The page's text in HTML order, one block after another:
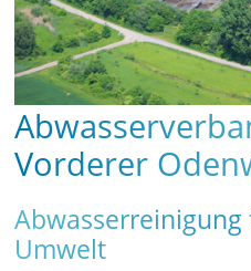
Vorderer
Umwelt